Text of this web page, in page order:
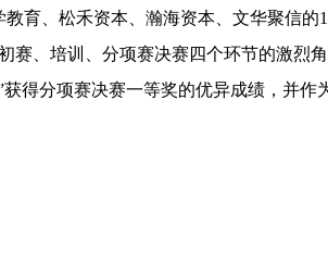
育、松禾资本、瀚海资本、文华聚信
赛、培训、分项赛决赛四个环节的激烈
获得分项赛决赛一等奖的优异成绩，并作